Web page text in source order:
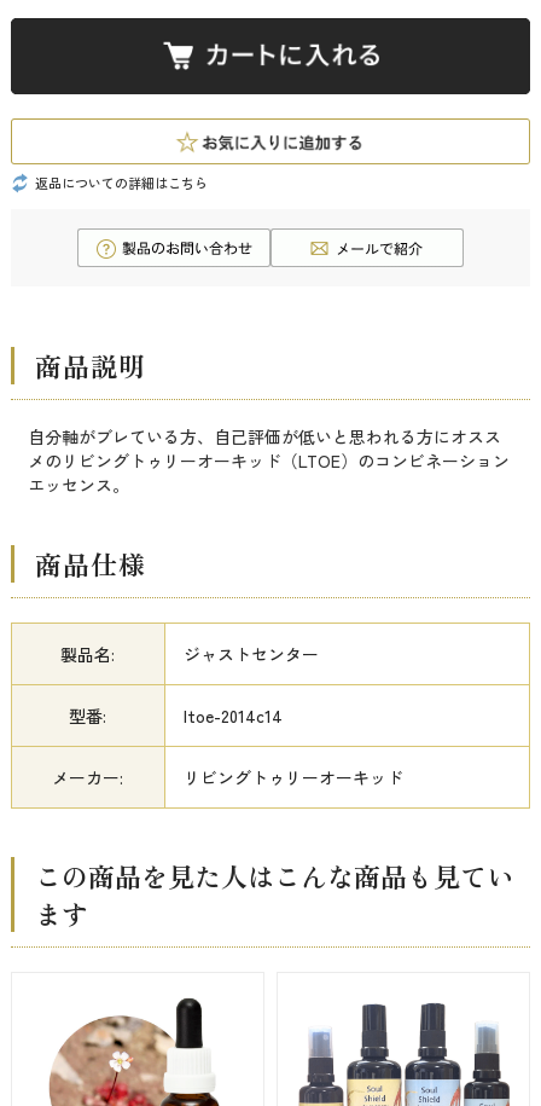
返品についての詳細はこちら
商品説明
自分軸がブレている方、自己評価が低いと思われる方にオスス
メのリビングトゥリーオーキッド（LTOE）のコンビネーション
エッセンス。
商品仕様
製品名: ジャストセンター
型番: ltoe-2014c14
メーカー: リビングトゥリーオーキッド
この商品を見た人はこんな商品も見てい
ます